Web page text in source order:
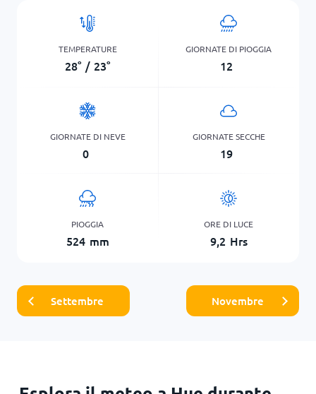
TEMPERATURE
28° / 23°
GIORNATE DI PIOGGIA
12
GIORNATE DI NEVE
0
GIORNATE SECCHE
19
PIOGGIA
524 mm
ORE DI LUCE
9,2 Hrs
Settembre Novembre